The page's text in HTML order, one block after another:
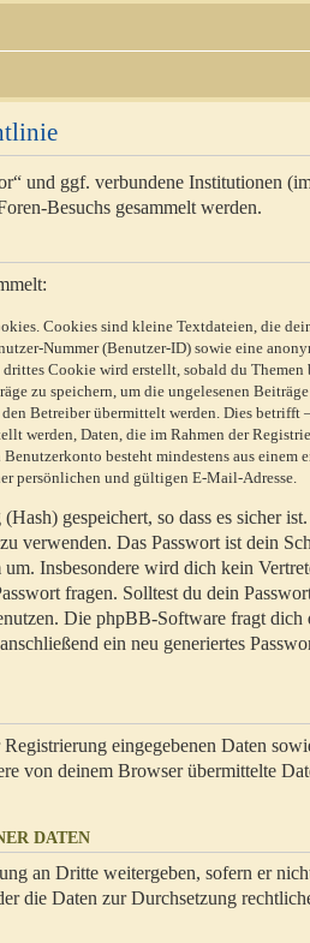
und ggf. verbundene Institutionen
Besuchs gesammelt werden.
Cookies sind kleine Textdateien, die
Nummer (Benutzer-ID) sowie eine
Cookie wird erstellt, sobald du Themen
zu speichern, um die ungelesenen
Betreiber übermittelt werden. Dies
werden, Daten, die im Rahmen der
besteht mindestens aus einem
persönlichen und gültigen E-Mail-Adresse.
gespeichert, so dass es sicher
verwenden. Das Passwort ist dein
Insbesondere wird dich kein
fragen. Solltest du dein
Die phpBB-Software fragt dich
ein neu generiertes
eingegebenen Daten
von deinem Browser übermittelte
DATEN
an Dritte weitergeben, sofern er
die Daten zur Durchsetzung